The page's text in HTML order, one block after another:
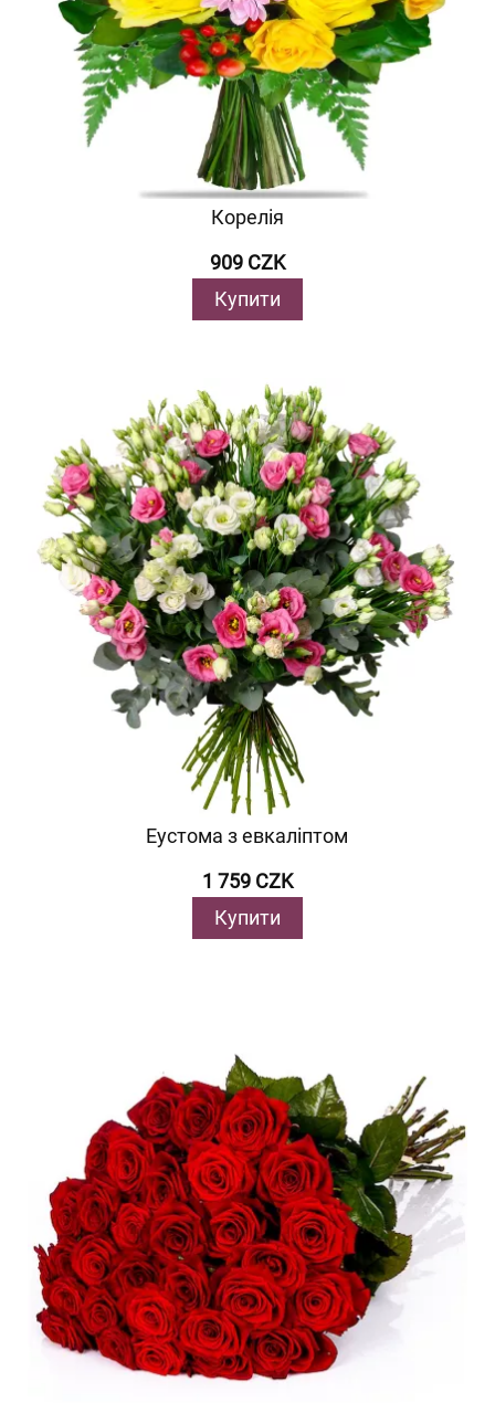
Корелія
909 CZK
Купити
Еустома з евкаліптом
1 759 CZK
Купити